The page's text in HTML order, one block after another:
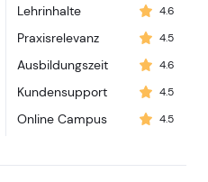
Lehrinhalte 4.6
Praxisrelevanz 4.5
Ausbildungszeit 4.6
Kundensupport 4.5
Online Campus 4.5